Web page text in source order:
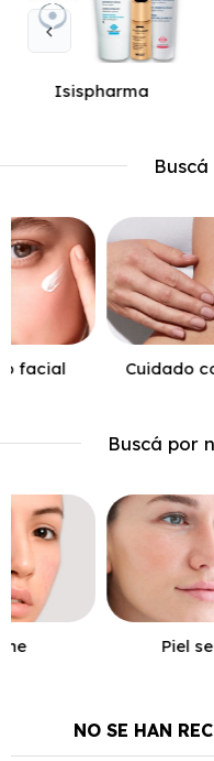
Isispharma
facial Cuidado
Buscá por
Piel
NO SE HAN